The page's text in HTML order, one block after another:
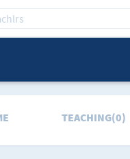
TEACHING(0)